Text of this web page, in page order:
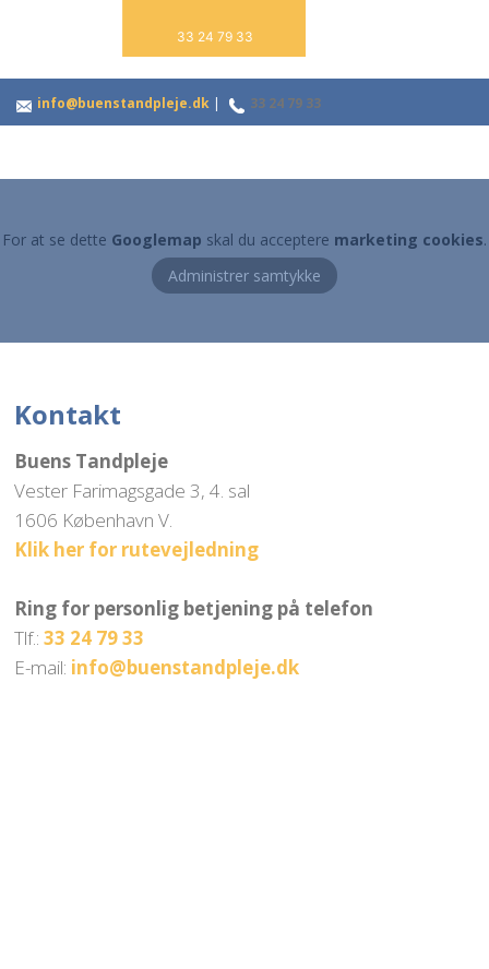
info@buenstandpleje.dk | 33 24 79 33
33 24 79 33
For at se dette Googlemap skal du acceptere marketing cookies.
Administrer samtykke
Kontakt
Buens Tandpleje
Vester Farimagsgade 3, 4. sal
1606 København V.
Klik her for rutevejledning
​Ring for personlig betjening på telefon
Tlf.:33 24 79 33
E-mail: info@buenstandpleje.dk